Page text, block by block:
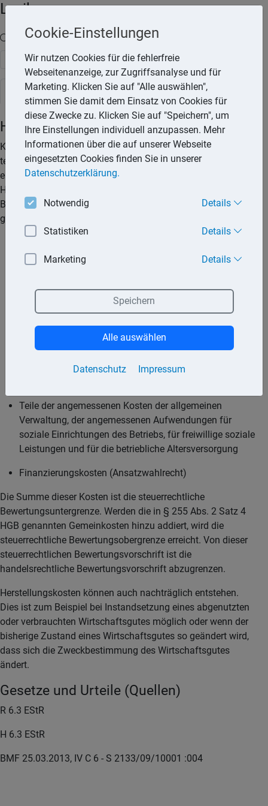
Lexika
Volltext-Suche in den Lexika
Suchen
Steuerlexikon
Herstellungskosten
Kosten die einem Unternehmer für die vollständige oder
teilweise eigene Herstellung eines Wirtschaftsgutes
entstanden sind, gelten als Herstellungskosten. Die
Herstellungskosten sind Bewertungsmaßstab für die
Berechnung der Abschreibung. Zu den Herstellungskosten
gehören:
Fertigungseinzelkosten,
Sondereinzelkosten,
der angemessene Teil der notwendigen
Materialgemeinkosten und
der notwendigen Fertigungsgemeinkosten und der
Wertverzehr des Anlagevermögens der auf die Fertigung
Teile der angemessenen Kosten der allgemeinen
Verwaltung, der angemessenen Aufwendungen für
soziale Einrichtungen des Betriebs, für freiwillige soziale
Leistungen und für die betriebliche Altersversorgung
Finanzierungskosten (Ansatzwahlrecht)
Die Summe dieser Kosten ist die steuerrechtliche
Bewertungsuntergrenze. Werden die in § 255 Abs. 2 Satz 4
HGB genannten Gemeinkosten hinzu addiert, wird die
steuerrechtliche Bewertungsobergrenze erreicht. Von dieser
steuerrechtlichen Bewertungsvorschrift ist die
handelsrechtliche Bewertungsvorschrift abzugrenzen.
Herstellungskosten können auch nachträglich entstehen.
Dies ist zum Beispiel bei Instandsetzung eines abgenutzten
oder verbrauchten Wirtschaftsgutes möglich oder wenn der
bisherige Zustand eines Wirtschaftsgutes so geändert wird,
dass sich die Zweckbestimmung des Wirtschaftsgutes
ändert.
Gesetze und Urteile (Quellen)
R 6.3 EStR
H 6.3 EStR
BMF 25.03.2013, IV C 6 - S 2133/09/10001 :004
Cookie-Einstellungen
Wir nutzen Cookies für die fehlerfreie
Webseitenanzeige, zur Zugriffsanalyse und für
Marketing. Klicken Sie auf "Alle auswählen",
stimmen Sie damit dem Einsatz von Cookies für
diese Zwecke zu. Klicken Sie auf "Speichern", um
Ihre Einstellungen individuell anzupassen. Mehr
Informationen über die auf unserer Webseite
eingesetzten Cookies finden Sie in unserer
Datenschutzerklärung.
Notwendig Details
Statistiken Details
Marketing Details
Datenschutz Impressum
Speichern
Alle auswählen